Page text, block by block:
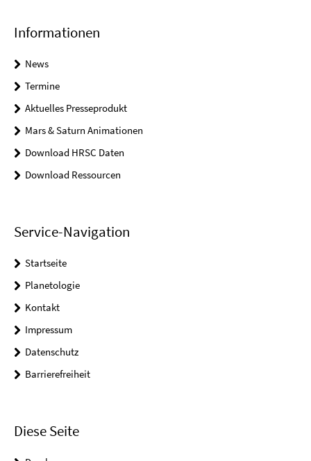
Informationen
News
Termine
Aktuelles Presseprodukt
Mars & Saturn Animationen
Download HRSC Daten
Download Ressourcen
Service-Navigation
Startseite
Planetologie
Kontakt
Impressum
Datenschutz
Barrierefreiheit
Diese Seite